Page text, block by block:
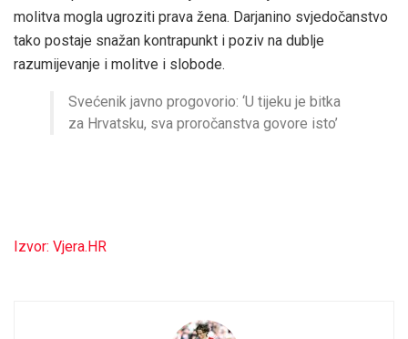
molitva mogla ugroziti prava žena. Darjanino svjedočanstvo
tako postaje snažan kontrapunkt i poziv na dublje
razumijevanje i molitve i slobode.
Svećenik javno progovorio: ‘U tijeku je bitka
za Hrvatsku, sva proročanstva govore isto’
Izvor: Vjera.HR